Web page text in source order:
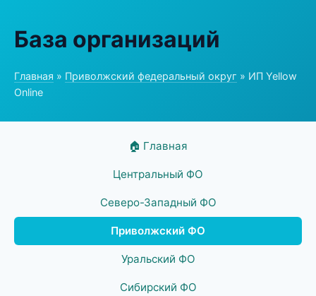
База организаций
Главная » Приволжский федеральный округ » ИП Yellow
Online
🏠 Главная
Центральный ФО
Северо-Западный ФО
Приволжский ФО
Уральский ФО
Сибирский ФО